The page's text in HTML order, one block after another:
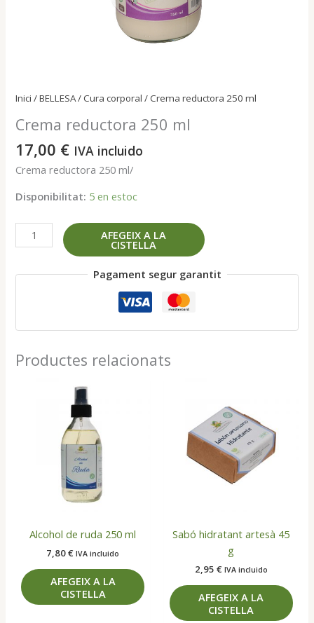
Inici /BELLESA/Cura corporal / Crema reductora 250 ml
Crema reductora 250 ml
17,00 € IVA incluido
Crema reductora 250 ml/
Disponibilitat: 5 en estoc
quantitat
de
reductora
AFEGEIX A LA
CISTELLA
Pagament segur garantit
Productes relacionats
Alcohol de ruda 250 ml
7,80€ IVA incluido
AFEGEIX A LA
CISTELLA
Sabó hidratant artesà 45
g
2,95 € IVA incluido
AFEGEIX A LA
CISTELLA